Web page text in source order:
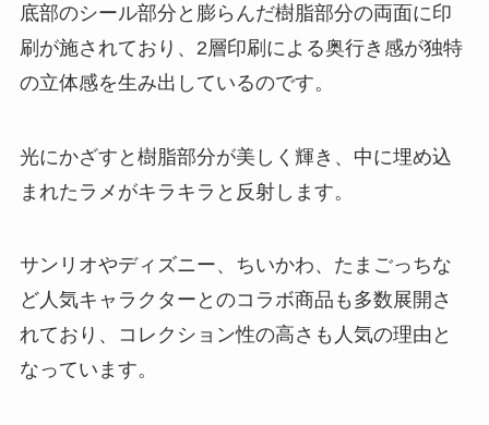
底部のシール部分と膨らんだ樹脂部分の両面に印
刷が施されており、2層印刷による奥行き感が独特
の立体感を生み出しているのです。
光にかざすと樹脂部分が美しく輝き、中に埋め込
まれたラメがキラキラと反射します。
サンリオやディズニー、ちいかわ、たまごっちな
ど人気キャラクターとのコラボ商品も多数展開さ
れており、コレクション性の高さも人気の理由と
なっています。